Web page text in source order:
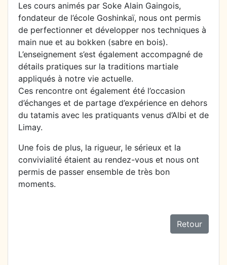
Les cours animés par Soke Alain Gaingois,
fondateur de l’école Goshinkaï, nous ont permis
de perfectionner et développer nos techniques à
main nue et au bokken (sabre en bois).
L’enseignement s’est également accompagné de
détails pratiques sur la traditions martiale
appliqués à notre vie actuelle.
Ces rencontre ont également été l’occasion
d’échanges et de partage d’expérience en dehors
du tatamis avec les pratiquants venus d’Albi et de
Limay.
Une fois de plus, la rigueur, le sérieux et la
convivialité étaient au rendez-vous et nous ont
permis de passer ensemble de très bon
moments.
Retour